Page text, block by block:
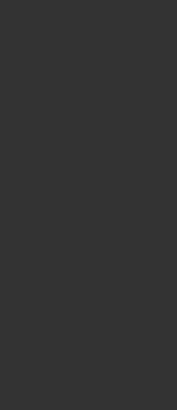
바지